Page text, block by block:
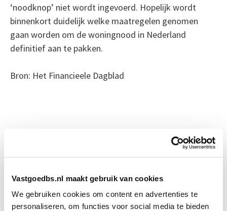
Vastgoedbs.nl maakt gebruik van cookies
We gebruiken cookies om content en advertenties te
personaliseren, om functies voor social media te bieden
‘noodknop’ niet wordt ingevoerd. Hopelijk wordt
binnenkort duidelijk welke maatregelen genomen
gaan worden om de woningnood in Nederland
definitief aan te pakken.
Bron: Het Financieele Dagblad
Boeiend verhaal? Duik dan eens
in deze opleidingen:
Vastgoedmarkt & Trends Start wo 30 sep